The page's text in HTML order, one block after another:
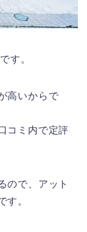
す。
高いからで
コミ内で定評
ので、アット
す。